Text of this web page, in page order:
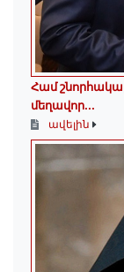
Համ շնորհակալ
մեղավոր․․․
ավելին